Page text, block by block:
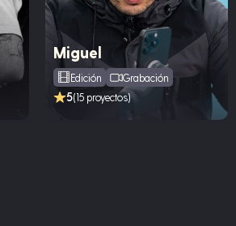
Miguel
Edición Grabación
5(15 proyectos)